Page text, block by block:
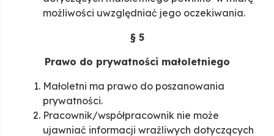
możliwości uwzględniać jego oczekiwania.
§ 5
Prawo do prywatności małoletniego
Małoletni ma prawo do poszanowania
prywatności.
Pracownik/współpracownik nie może
ujawniać informacji wrażliwych dotyczących